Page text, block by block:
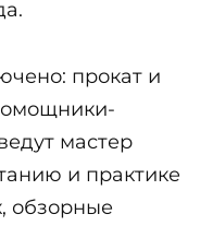
прокат и
мастер
и практике
обзорные